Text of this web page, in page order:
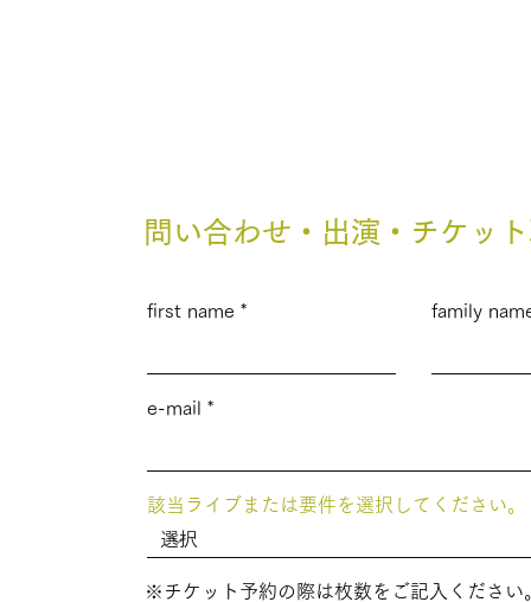
問い合わせ・出演・チケッ
first name family
e-mail
該当ライブまたは要件を選択してください。
※チケット予約の際は枚数をご記入ください